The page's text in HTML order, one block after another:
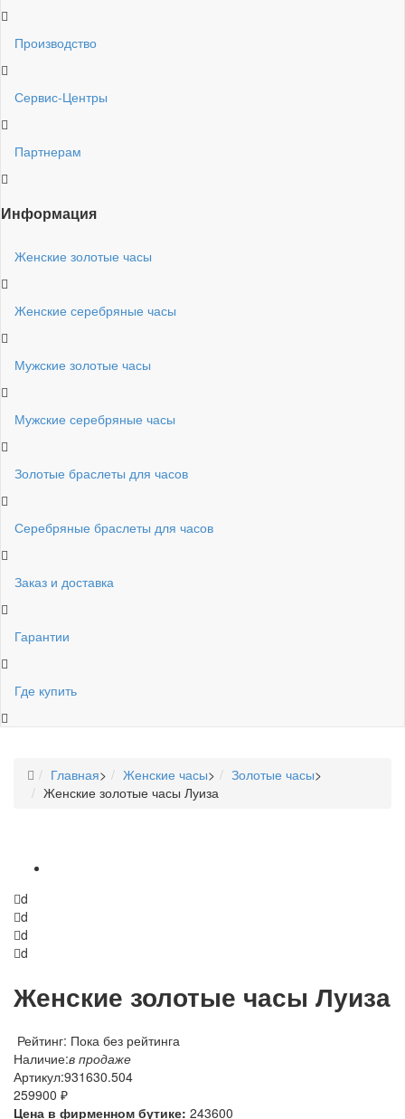
Производство
Сервис-Центры
Партнерам
Информация
Женские золотые часы
Женские серебряные часы
Мужские золотые часы
Мужские серебряные часы
Золотые браслеты для часов
Серебряные браслеты для часов
Заказ и доставка
Гарантии
Где купить
Главная> Женские часы> Золотые часы>
Женские золотые часы Луиза
d
d
d
d
Женские золотые часы Луиза
Рейтинг: Пока без рейтинга
Наличие:в продаже
Артикул:931630.504
259900 ₽
Цена в фирменном бутике: 243600